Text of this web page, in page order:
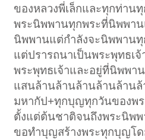
ของหลวงพี่เล็กและทุกท่าน
พระนิพพานทุกพระที่นิพพาน
นิพพานแต่กำลังจะนิพพาน
แต่ปรารถนาเป็นพระพุทธเจ้
พระพุทธเจ้าและอยู่ที่นิพพา
แสนล้านล้านล้านล้านล้านล้
มหากัป+ทุกบุญทุกวันของพ
ตั้งแต่ต้นชาติจนถึงพระนิพ
ขอทำบุญสร้างพระทุกบุญโด